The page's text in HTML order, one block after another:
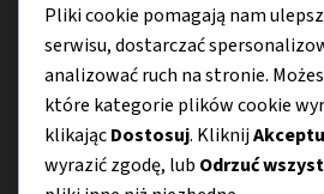
Lifestyle
Porady
Menu
Pliki cookie pomagają nam
serwisu, dostarczać
analizować ruch na stronie.
które kategorie plików cookie
klikającDostosuj. Kliknij
wyrazić zgodę, lub Odrzuć